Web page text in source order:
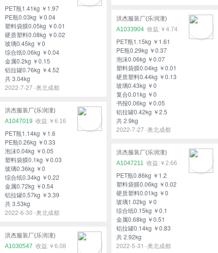
PET瓶1.41kg ￥1.97
PE瓶0.03kg ￥0.04
塑料袋膜0.05kg ￥0.01
硬质塑料0.08kg ￥0.02
玻璃0.45kg ￥0
综合纸0.06kg ￥0.04
金属0.2kg ￥0.15
铝拉罐0.76kg ￥4.52
共 3.04kg
2022-7-27 -奥北成都
洪杰服装厂(乐润潼)
A1033904
￥4.74
PET瓶1.15kg ￥1.61
PE瓶0.29kg ￥0.37
泡沫0.06kg ￥0.07
塑料袋膜0.04kg ￥0.01
硬质塑料0.44kg ￥0.13
玻璃0.43kg ￥0
复合0.01kg ￥0
书报0.06kg ￥0.05
铝拉罐0.42kg ￥2.5
共 2.9kg
2022-7-27 -奥北成都
洪杰服装厂(乐润潼)
A1047019
￥6.16
PET瓶1.14kg ￥1.6
PE瓶0.26kg ￥0.33
泡沫0.04kg ￥0.05
塑料袋膜0.1kg ￥0.03
玻璃0.36kg ￥0
综合纸0.34kg ￥0.22
金属0.72kg ￥0.54
铝拉罐0.57kg ￥3.39
共 3.53kg
2022-6-30 -奥北成都
洪杰服装厂(乐润潼)
A1047211
￥2.66
PET瓶0.86kg ￥1.2
塑料袋膜0.06kg ￥0.02
硬质塑料0.01kg ￥0
玻璃1.02kg ￥0
综合纸0.15kg ￥0.1
金属0.68kg ￥0.51
铝拉罐0.14kg ￥0.83
共 2.92kg
2022-5-31 -奥北成都
洪杰服装厂(乐润潼)
A1030547
￥6.08